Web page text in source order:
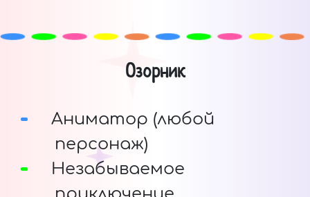
Озорник
Аниматор (любой
персонаж)
Незабываемое